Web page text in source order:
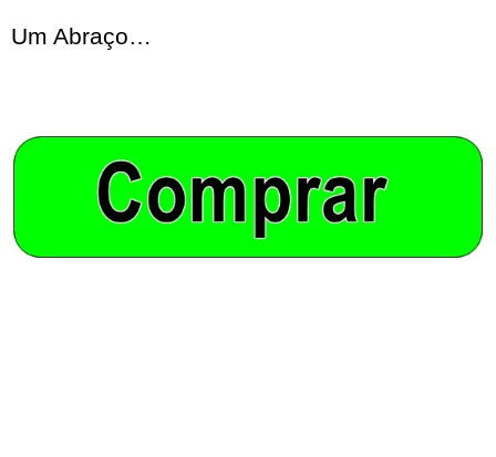
Um Abraço…